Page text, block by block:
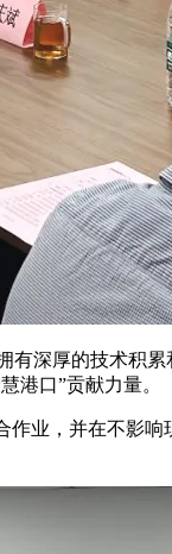
深厚的技术积
港口”贡献力量。
业，并在不影